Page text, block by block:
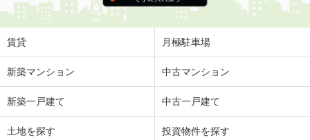
賃貸 月極駐車場
新築マンション 中古マンション
新築一戸建て 中古一戸建て
土地を探す 投資物件を探す